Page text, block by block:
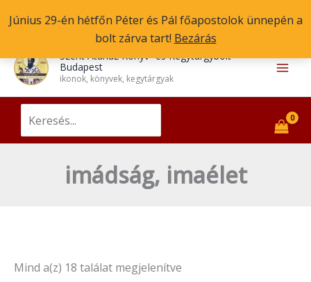
Június 29-én hétfőn Péter és Pál főapostolok ünnepén a
bolt zárva tart! Bezárás
to
Szent Atanáz Könyv- és Kegytárgybolt
Budapest
ikonok, könyvek, kegytárgyak
for:
imádság, imaélet
Mind a(z) 18 találat megjelenítve